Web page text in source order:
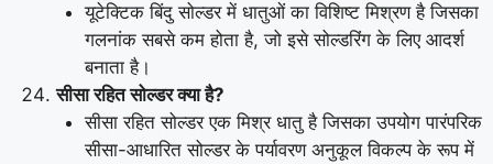
यूटेक्टिक बिंदु सोल्डर में धातुओं का विशिष्ट मिश्रण है जिसका
गलनांक सबसे कम होता है, जो इसे सोल्डरिंग के लिए आदर्श
बनाता है।
सीसा रहित सोल्डर क्या है?
सीसा रहित सोल्डर एक मिश्र धातु है जिसका उपयोग पारंपरिक
सीसा-आधारित सोल्डर के पर्यावरण अनुकूल विकल्प के रूप में